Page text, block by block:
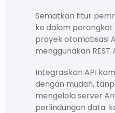
Sematkan fitur
ke dalam perangkat
proyek otomatisasi
menggunakan REST
Integrasikan API
dengan mudah,
mengelola server
perlindungan data: